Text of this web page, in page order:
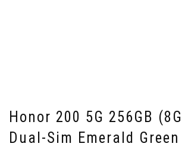
Honor 200 5G 256GB
Dual-Sim Emerald Green